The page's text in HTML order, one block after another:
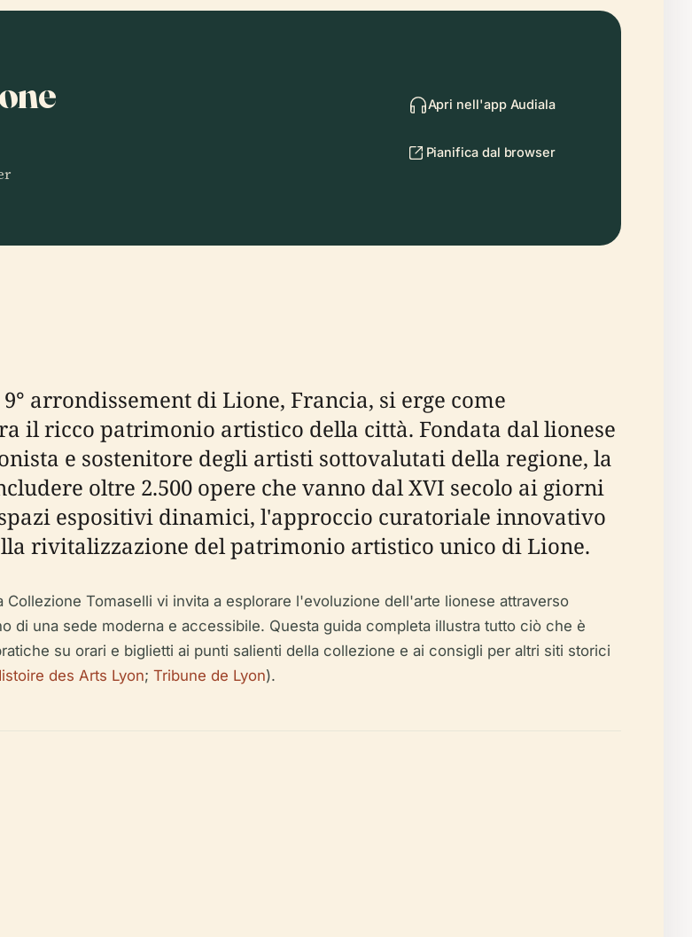
Apri nell'app Audiala
Pianifica dal browser
arrondissement di Lione, Francia, si erge come
il ricco patrimonio artistico della città. Fondata dal lionese
e sostenitore degli artisti sottovalutati della regione, la
oltre 2.500 opere che vanno dal XVI secolo ai giorni
espositivi dinamici, l'approccio curatoriale innovativo
rivitalizzazione del patrimonio artistico unico di Lione.
Tomaselli vi invita a esplorare l'evoluzione dell'arte lionese attraverso
di una sede moderna e accessibile. Questa guida completa illustra tutto ciò che è
su orari e biglietti ai punti salienti della collezione e ai consigli per altri siti storici
des Arts Lyon; Tribune de Lyon).